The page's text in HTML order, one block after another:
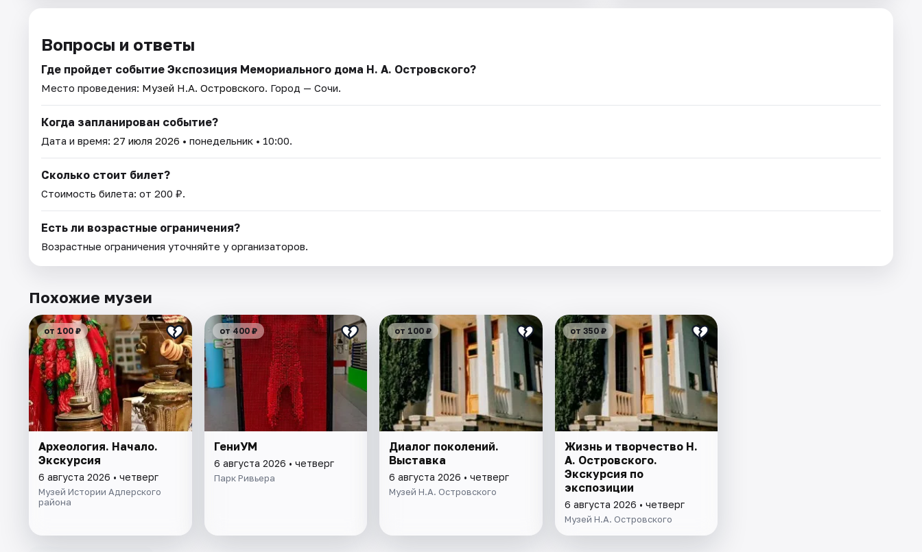
Вопросы и ответы
Где пройдет событие Экспозиция Мемориального дома Н. А. Островского?
Место проведения: Музей Н.А. Островского. Город — Сочи.
Когда запланирован событие?
Дата и время: 27 июля 2026 • понедельник • 10:00.
Сколько стоит билет?
Стоимость билета: от 200 ₽.
Есть ли возрастные ограничения?
Возрастные ограничения уточняйте у организаторов.
Похожие музеи
от 100 ₽
Археология. Начало.
Экскурсия
6 августа 2026 • четверг
Музей Истории Адлерского
района
от 400 ₽
ГениУМ
6 августа 2026 • четверг
Парк Ривьера
от 100 ₽
Диалог поколений.
Выставка
6 августа 2026 • четверг
Музей Н.А. Островского
от 350 ₽
Жизнь и творчество Н.
А. Островского.
Экскурсия по
экспозиции
6 августа 2026 • четверг
Музей Н.А. Островского